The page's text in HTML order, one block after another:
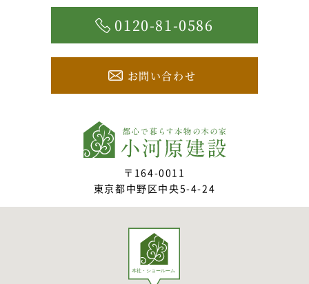
0120-81-0586
お問い合わせ
〒164-0011
東京都中野区中央5-4-24